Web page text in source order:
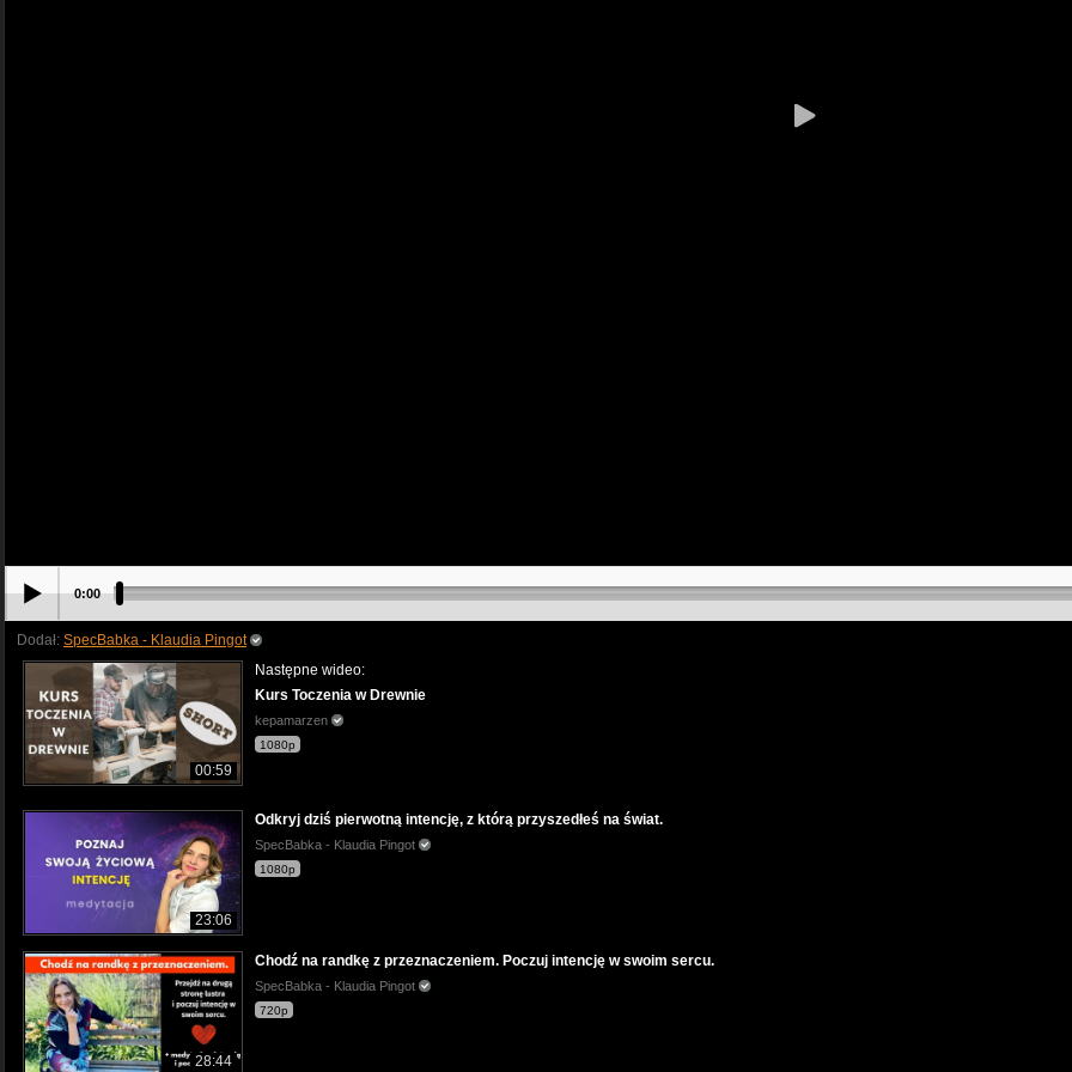
0:00
Dodał: SpecBabka - Klaudia Pingot
00:59
Następne wideo:
Kurs Toczenia w Drewnie
kepamarzen
1080p
23:06
Odkryj dziś pierwotną intencję, z którą przyszedłeś na świat.
SpecBabka - Klaudia Pingot
1080p
28:44
Chodź na randkę z przeznaczeniem. Poczuj intencję w swoim sercu.
SpecBabka - Klaudia Pingot
720p